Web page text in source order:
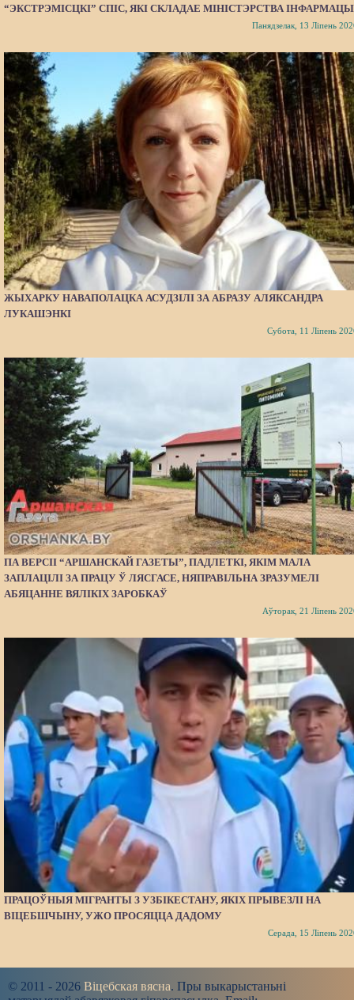
“ЭКСТРЭМІСЦКІ” СПІС, ЯКІ СКЛАДАЕ МІНІСТЭРСТВА
Панядзелак, 13 Ліпень
ЖЫХАРКУ НАВАПОЛАЦКА АСУДЗІЛІ ЗА АБРАЗУ АЛЯКСАНДРА
ЛУКАШЭНКІ
Субота, 11 Ліпень
ПА ВЕРСІІ “АРШАНСКАЙ ГАЗЕТЫ”, ПАДЛЕТКІ, ЯКІМ МАЛА
ЗАПЛАЦІЛІ ЗА ПРАЦУ Ў ЛЯСГАСЕ, НЯПРАВІЛЬНА ЗРАЗУМЕЛІ
АБЯЦАННЕ ВЯЛІКІХ ЗАРОБКАЎ
Аўторак, 21 Ліпень
ПРАЦОЎНЫЯ МІГРАНТЫ З УЗБІКЕСТАНУ, ЯКІХ ПРЫВЕЗЛІ НА
ВІЦЕБШЧЫНУ, УЖО ПРОСЯЦЦА ДАДОМУ
Серада, 15 Ліпень
© 2011 - 2026 Віцебская вясна. Пры выкарыстаньні